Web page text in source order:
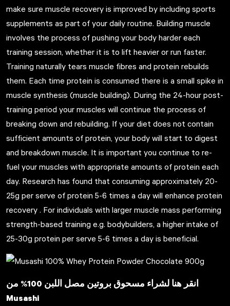
make sure muscle recovery is improved by including sports
supplements as part of your daily routine. Building muscle
involves the process of pushing your body harder each
training session, whether it is to lift heavier or run faster.
Training naturally tears muscle fibres and protein rebuilds
them. Each time protein is consumed there is a small spike in
muscle synthesis (muscle building). During the 24-hour post-
training period your muscles will continue the process of
breaking down and rebuilding. If your diet does not contain
sufficient amounts of protein, your body will start to digest
and breakdown muscle. It is important you continue to re-
fuel your muscles with appropriate amounts of protein each
day. Research has found that consuming approximately 20-
25g per serve of protein 5-6 times a day will enhance protein
recovery . For individuals with larger muscle mass performing
strength-based training e.g. bodybuilders, a higher intake of
25-30g protein per serve 5-6 times a day is beneficial.
انقر هنا لشراء مسحوق بروتين مصل اللبن 100% من
Musashi